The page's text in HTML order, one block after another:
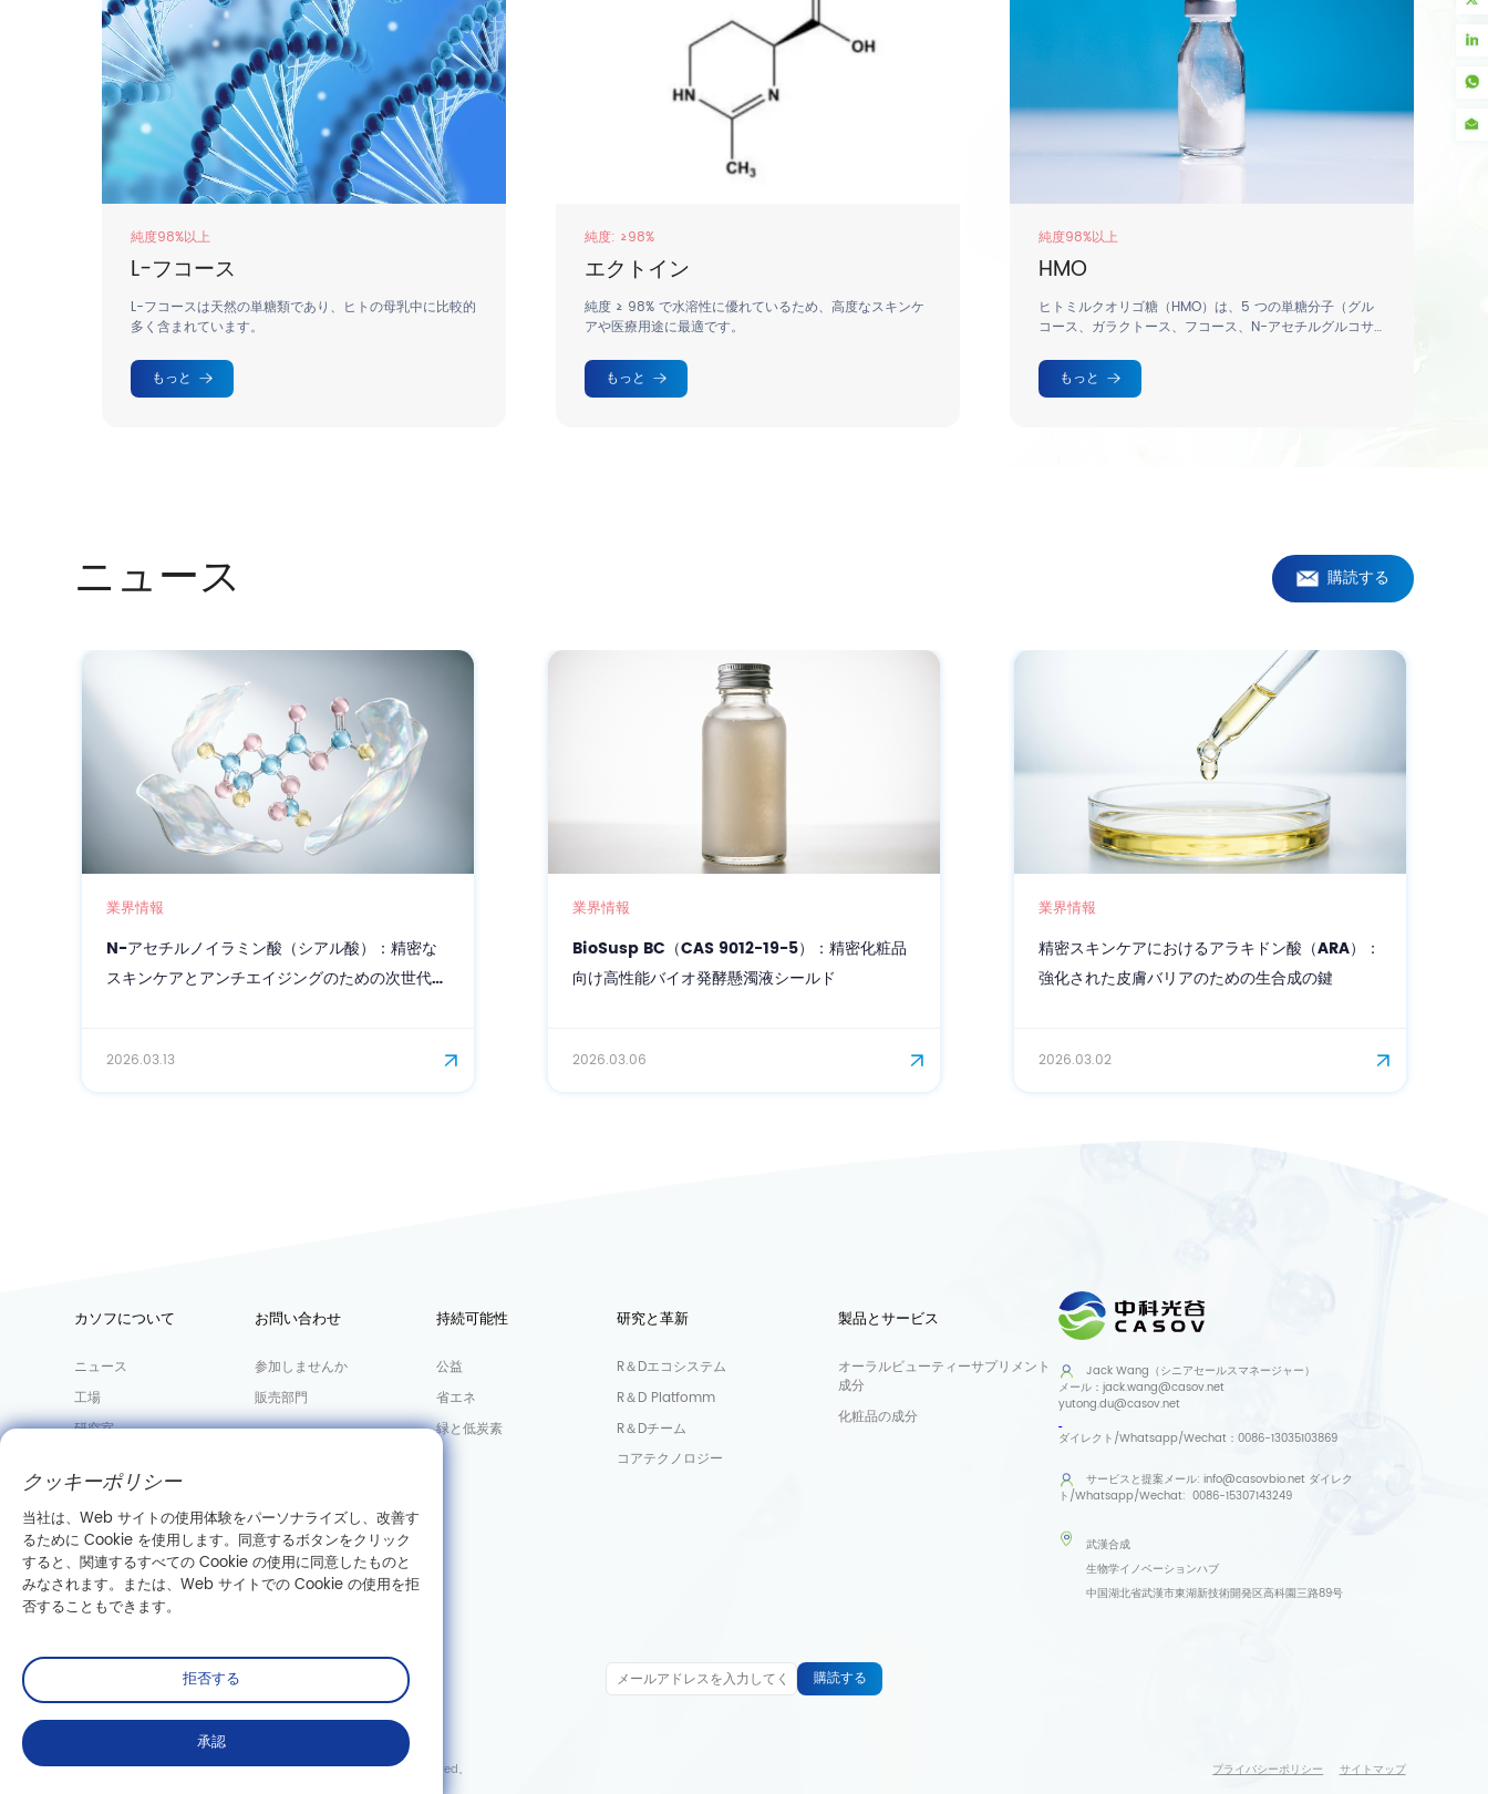
天然の単糖類であり、ヒトの母乳中に比較的
純度 ≥ 98% で水溶性に優れているため、高度なスキンケ
ヒトミルクオリゴ糖（HMO）は、5 つの単糖分子（グル
コース、ガラクトース、フコース、N-アセチルグルコサ
抗炎症作用と鎮静作用のあるオ
ニュース 購読する
ノイラミン酸（シアル酸）：精密な
とアンチエイジングのための次世代バ
BioSusp BC（CAS 9012-19-5）：精密化粧品
向け高性能バイオ発酵懸濁液シールド
2026.03.06
精密スキンケアにおけるアラキドン酸（ARA）：
強化された皮膚バリアのための生合成の鍵
2026.03.02
N-アセチルノイラミ
アンチエイジング＆
2026.02.06
カソフについて
ニュース
工場
研究室
お問い合わせ
参加しませんか
販売部門
持続可能性
公益
省エネ
緑と低炭素
研究と革新
R＆Dエコシステム
R＆D Platfomm
R＆Dチーム
コアテクノロジー
製品とサービス
オーラルビューティーサプリメント
成分
化粧品の成分
Jack Wang（シニアセールスマネージャー）
メール：jack.wang@casov.net
yutong.du@casov.net
ダイレクト/Whatsapp/Wechat：0086-13035103869
サービスと提案メール:info@casovbio.net ダイレク
ト/Whatsapp/Wechat:0086-15307143249
武漢合成
生物学イノベーションハブ
中国湖北省武漢市東湖新技術開発区高科園三路89号
購読する
Copyright©Wuhan Casov Green Biotech Co.、Ltd。All Rights Reserved。 プライバシーポリシー サイトマップ
クッキーポリシー
当社は、Web サイトの使用体験をパーソナライズし、改善す
るために Cookie を使用します。同意するボタンをクリック
すると、関連するすべての Cookie の使用に同意したものと
みなされます。または、Web サイトでの Cookie の使用を拒
否することもできます。
拒否する
承認